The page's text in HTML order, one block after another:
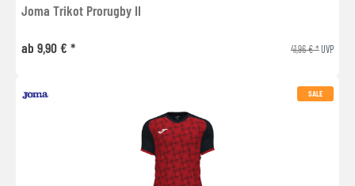
Joma Trikot Prorugby II
ab 9,90 € * 41,96 € *UVP
SALE